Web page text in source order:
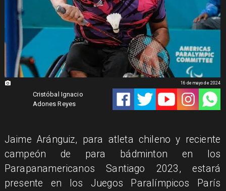
Cristóbal Ignacio
Adones Reyes
16 de mayo de 2024
Jaime Aránguiz, para atleta chileno y reciente
campeón de para bádminton en los
Parapanamericanos Santiago 2023, estará
presente en los Juegos Paralímpicos París